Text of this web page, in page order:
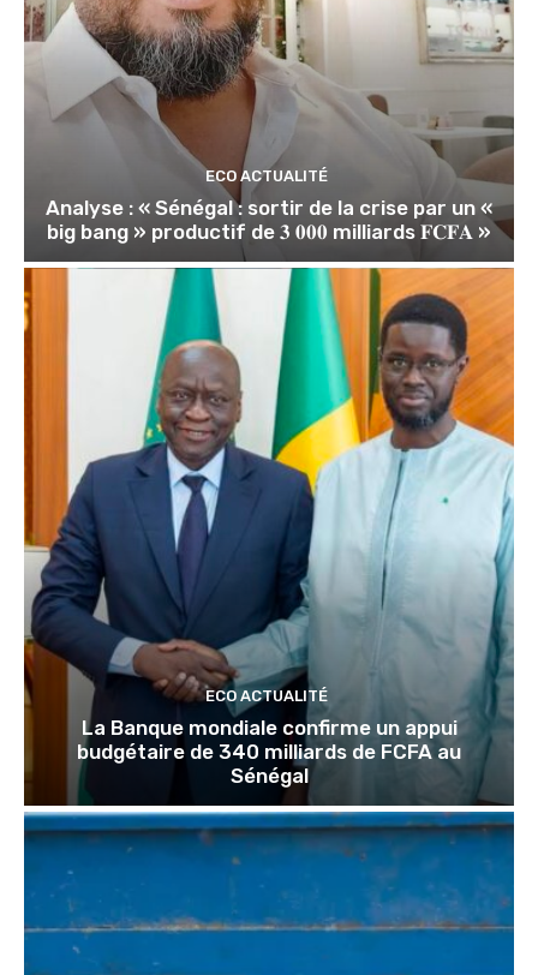
ECO ACTUALITÉ
Analyse : « Sénégal : sortir de la crise par un «
big bang » productif de 𝟑 𝟎𝟎𝟎 milliards 𝐅𝐂𝐅𝐀 »
ECO ACTUALITÉ
La Banque mondiale confirme un appui
budgétaire de 340 milliards de FCFA au
Sénégal